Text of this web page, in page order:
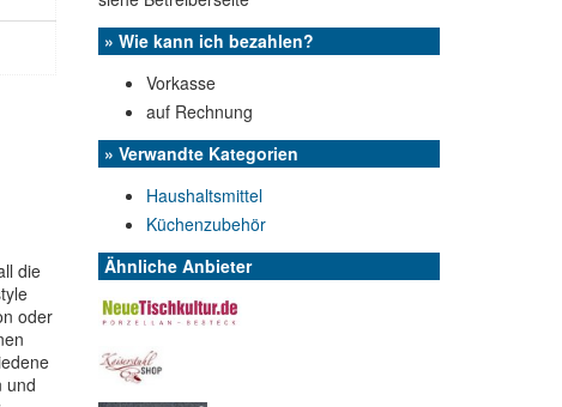
die
oder
und
» Wie kann ich bezahlen?
Vorkasse
auf Rechnung
» Verwandte Kategorien
Haushaltsmittel
Küchenzubehör
Ähnliche Anbieter